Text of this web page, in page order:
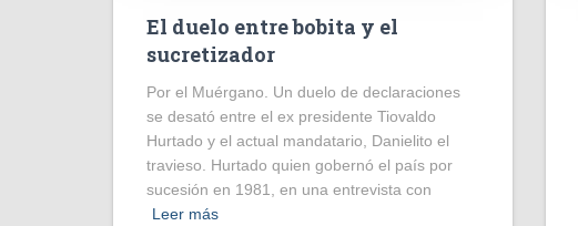
El duelo entre bobita y el
sucretizador
Por el Muérgano. Un duelo de declaraciones
se desató entre el ex presidente Tiovaldo
Hurtado y el actual mandatario, Danielito el
travieso. Hurtado quien gobernó el país por
sucesión en 1981, en una entrevista con
Leer más